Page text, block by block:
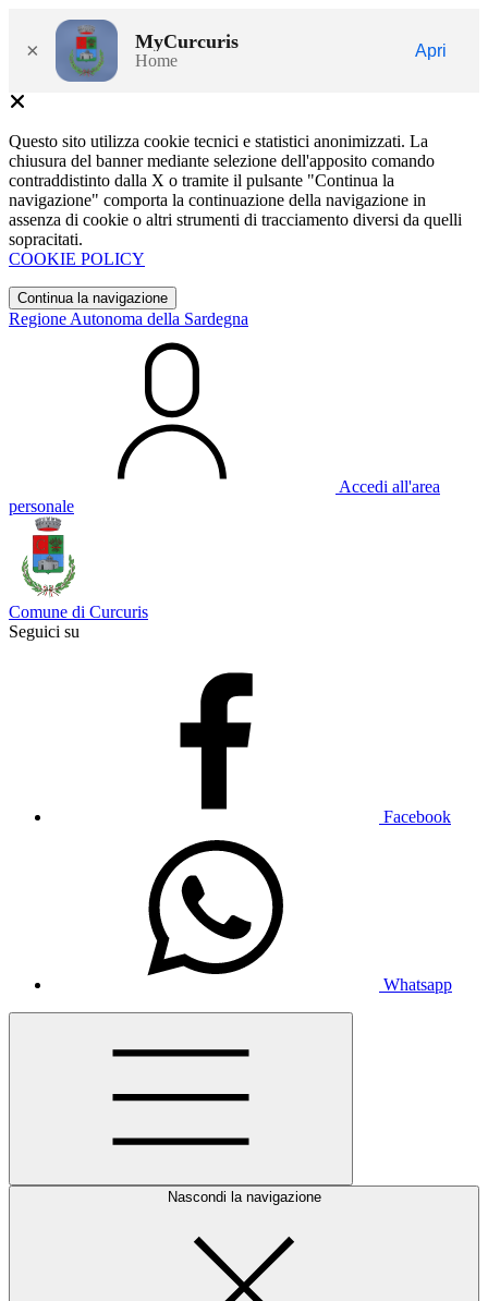
× MyCurcuris
Home
Apri
Questo sito utilizza cookie tecnici e statistici anonimizzati. La
chiusura del banner mediante selezione dell'apposito comando
contraddistinto dalla X o tramite il pulsante "Continua la
navigazione" comporta la continuazione della navigazione in
assenza di cookie o altri strumenti di tracciamento diversi da quelli
sopracitati.
COOKIE POLICY
Continua la navigazione
Regione Autonoma della Sardegna
Accedi all'area
personale
Comune di Curcuris
Seguici su
Facebook
Whatsapp
Nascondi la navigazione